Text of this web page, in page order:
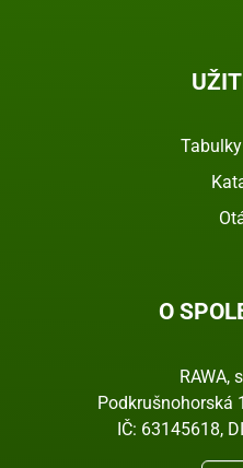
O
RAWA,
Podkrušnohorská
IČ: 63145618,